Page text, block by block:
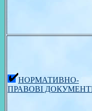
НОРМАТИВНО-
ПРАВОВІ